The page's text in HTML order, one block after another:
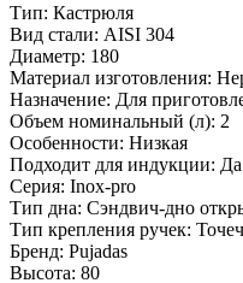
Тип: Кастрюля
Вид стали: AISI 304
Диаметр: 180
Материал изготовления:
Назначение: Для
Объем номинальный (л): 2
Особенности: Низкая
Подходит для индукции: Да
Серия: Inox-pro
Тип дна: Сэндвич-дно
Тип крепления ручек:
Бренд: Pujadas
Высота: 80